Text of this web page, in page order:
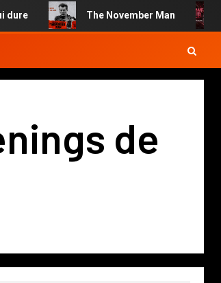
The November Man
de